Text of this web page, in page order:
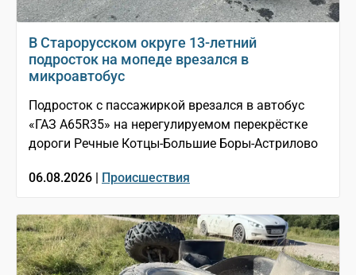
В Старорусском округе 13-летний
подросток на мопеде врезался в
микроавтобус
Подросток с пассажиркой врезался в автобус
«ГАЗ A65R35» на нерегулируемом перекрёстке
дороги Речные Котцы-Большие Боры-Астрилово
06.08.2026 | Происшествия